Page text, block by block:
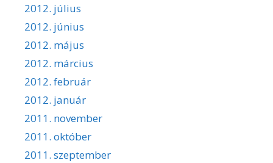
2012. július
2012. június
2012. május
2012. március
2012. február
2012. január
2011. november
2011. október
2011. szeptember